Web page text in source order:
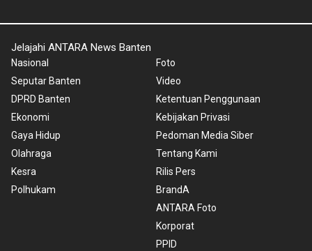
Jelajahi ANTARA News Banten
Nasional
Seputar Banten
DPRD Banten
Ekonomi
Gaya Hidup
Olahraga
Kesra
Polhukam
Foto
Video
Ketentuan Penggunaan
Kebijakan Privasi
Pedoman Media Siber
Tentang Kami
Rilis Pers
BrandA
ANTARA Foto
Korporat
PPID